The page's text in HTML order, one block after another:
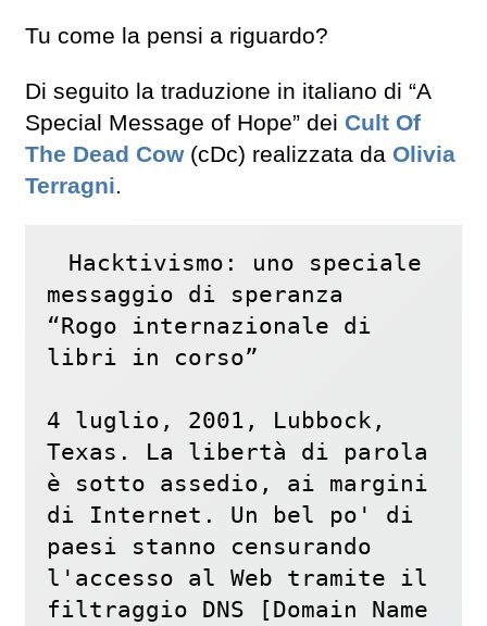
Tu come la pensi a riguardo?
Di seguito la traduzione in italiano di “A
Special Message of Hope” dei Cult Of
The Dead Cow(cDc) realizzata da Olivia
Terragni.
Hacktivismo: uno speciale
messaggio di speranza
“Rogo internazionale di
libri in corso”
4 luglio, 2001, Lubbock,
Texas. La libertà di parola
è sotto assedio, ai margini
di Internet. Un bel po' di
paesi stanno censurando
l'accesso al Web tramite il
filtraggio DNS [Domain Name